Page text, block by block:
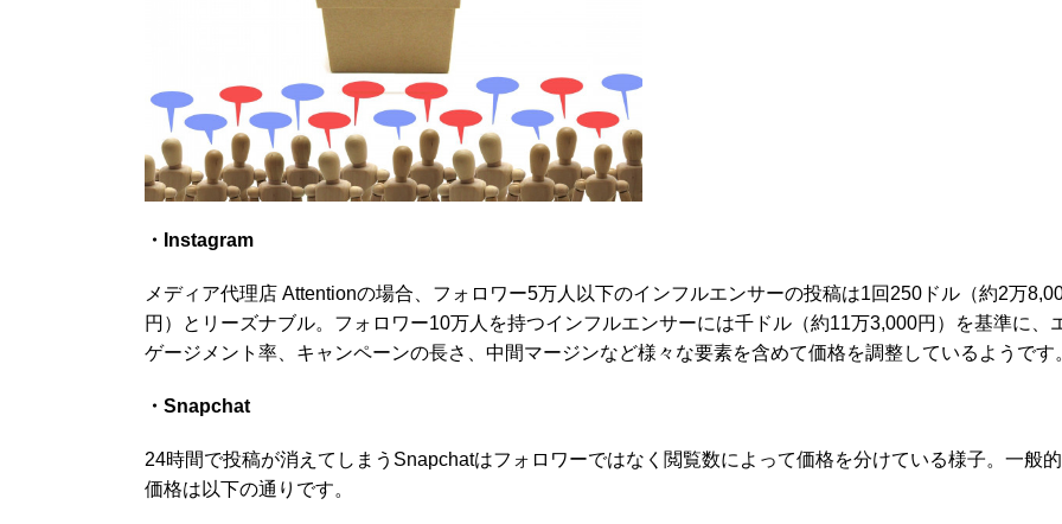
・Instagram
メディア代理店 Attentionの場合、フォロワー5万人以下のインフルエンサーの投稿は1回250ドル（約2万
円）とリーズナブル。フォロワー10万人を持つインフルエンサーには千ドル（約11万3,000円）を基準に、
ゲージメント率、キャンペーンの長さ、中間マージンなど様々な要素を含めて価格を調整しているようです
・Snapchat
24時間で投稿が消えてしまうSnapchatはフォロワーではなく閲覧数によって価格を分けている様子。一般
価格は以下の通りです。